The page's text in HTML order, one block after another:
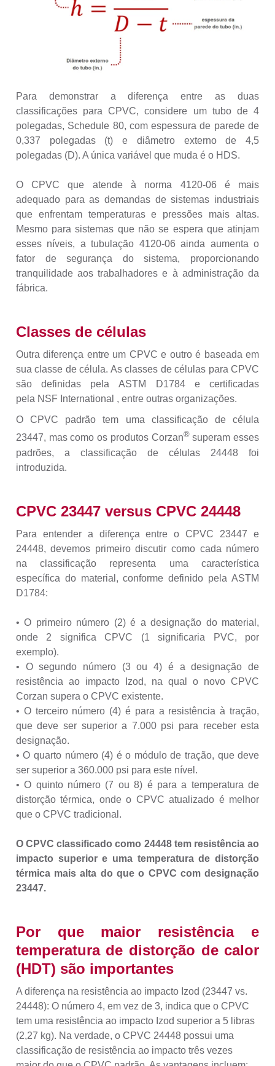
Para demonstrar a diferença entre as duas
classificações para CPVC, considere um tubo de 4
polegadas, Schedule 80, com espessura de parede de
0,337 polegadas (t) e diâmetro externo de 4,5
polegadas (D). A única variável que muda é o HDS.
O CPVC que atende à norma 4120-06 é mais
adequado para as demandas de sistemas industriais
que enfrentam temperaturas e pressões mais altas.
Mesmo para sistemas que não se espera que atinjam
esses níveis, a tubulação 4120-06 ainda aumenta o
fator de segurança do sistema, proporcionando
tranquilidade aos trabalhadores e à administração da
fábrica.
Classes de células
Outra diferença entre um CPVC e outro é baseada em
sua classe de célula. As classes de células para CPVC
são definidas pela ASTM D1784 e certificadas
pela NSF International , entre outras organizações.
O CPVC padrão tem uma classificação de célula
23447, mas como os produtos Corzan®superam esses
padrões, a classificação de células 24448 foi
introduzida.
CPVC 23447 versus CPVC 24448
Para entender a diferença entre o CPVC 23447 e
24448, devemos primeiro discutir como cada número
na classificação representa uma característica
específica do material, conforme definido pela ASTM
D1784:
• O primeiro número (2) é a designação do material,
onde 2 significa CPVC (1 significaria PVC, por
exemplo).
• O segundo número (3 ou 4) é a designação de
resistência ao impacto Izod, na qual o novo CPVC
Corzan supera o CPVC existente.
• O terceiro número (4) é para a resistência à tração,
que deve ser superior a 7.000 psi para receber esta
designação.
• O quarto número (4) é o módulo de tração, que deve
ser superior a 360.000 psi para este nível.
• O quinto número (7 ou 8) é para a temperatura de
distorção térmica, onde o CPVC atualizado é melhor
que o CPVC tradicional.
O CPVC classificado como 24448 tem resistência ao
impacto superior e uma temperatura de distorção
térmica mais alta do que o CPVC com designação
23447.
Por que maior resistência e
temperatura de distorção de calor
(HDT) são importantes
A diferença na resistência ao impacto Izod (23447 vs.
24448): O número 4, em vez de 3, indica que o CPVC
tem uma resistência ao impacto Izod superior a 5 libras
(2,27 kg). Na verdade, o CPVC 24448 possui uma
classificação de resistência ao impacto três vezes